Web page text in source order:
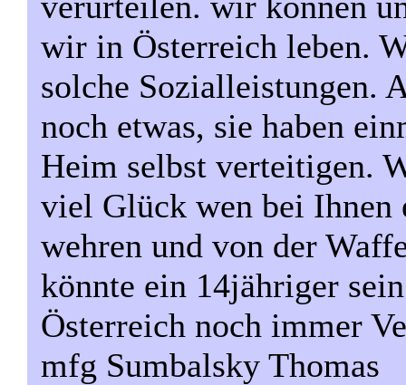
wir in Österreich leben.
solche Sozialleistungen.
noch etwas, sie haben
Heim selbst verteitigen.
viel Glück wen bei Ihnen
wehren und von der
könnte ein 14jähriger
Österreich noch immer
mfg Sumbalsky Thomas